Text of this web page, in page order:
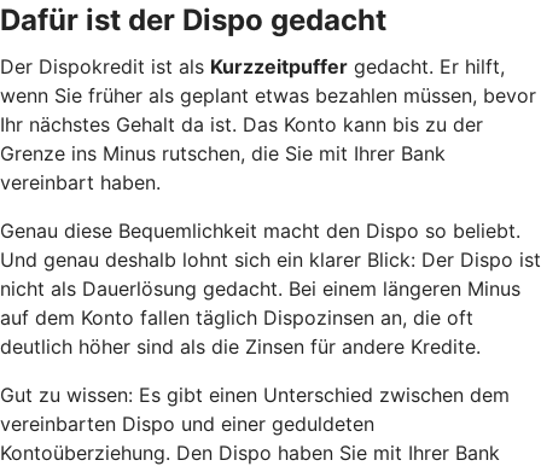
Dafür ist der Dispo gedacht
Der Dispokredit ist als Kurzzeitpuffer gedacht. Er hilft,
wenn Sie früher als geplant etwas bezahlen müssen, bevor
Ihr nächstes Gehalt da ist. Das Konto kann bis zu der
Grenze ins Minus rutschen, die Sie mit Ihrer Bank
vereinbart haben.
Genau diese Bequemlichkeit macht den Dispo so beliebt.
Und genau deshalb lohnt sich ein klarer Blick: Der Dispo ist
nicht als Dauerlösung gedacht. Bei einem längeren Minus
auf dem Konto fallen täglich Dispozinsen an, die oft
deutlich höher sind als die Zinsen für andere Kredite.
Gut zu wissen: Es gibt einen Unterschied zwischen dem
vereinbarten Dispo und einer geduldeten
Kontoüberziehung. Den Dispo haben Sie mit Ihrer Bank